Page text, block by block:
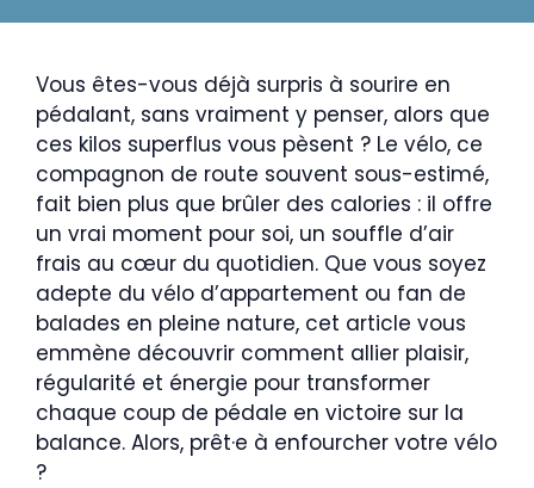
Vous êtes-vous déjà surpris à sourire en
pédalant, sans vraiment y penser, alors que
ces kilos superflus vous pèsent ? Le vélo, ce
compagnon de route souvent sous-estimé,
fait bien plus que brûler des calories : il offre
un vrai moment pour soi, un souffle d’air
frais au cœur du quotidien. Que vous soyez
adepte du vélo d’appartement ou fan de
balades en pleine nature, cet article vous
emmène découvrir comment allier plaisir,
régularité et énergie pour transformer
chaque coup de pédale en victoire sur la
balance. Alors, prêt·e à enfourcher votre vélo
?